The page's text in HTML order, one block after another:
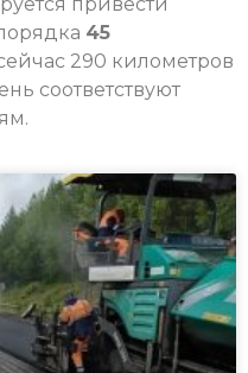
45
290 километров
соответствуют